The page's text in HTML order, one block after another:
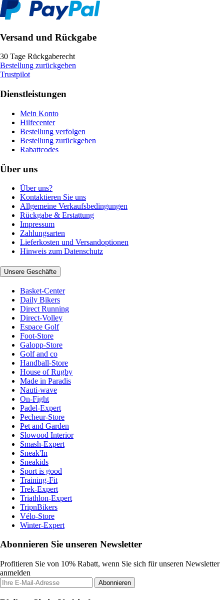
Versand und Rückgabe
30 Tage Rückgaberecht
Bestellung zurückgeben
Trustpilot
Dienstleistungen
Mein Konto
Hilfecenter
Bestellung verfolgen
Bestellung zurückgeben
Rabattcodes
Über uns
Über uns?
Kontaktieren Sie uns
Allgemeine Verkaufsbedingungen
Rückgabe & Erstattung
Impressum
Zahlungsarten
Lieferkosten und Versandoptionen
Hinweis zum Datenschutz
Unsere Geschäfte
Basket-Center
Daily Bikers
Direct Running
Direct-Volley
Espace Golf
Foot-Store
Galopp-Store
Golf and co
Handball-Store
House of Rugby
Made in Paradis
Nauti-wave
On-Fight
Padel-Expert
Pecheur-Store
Pet and Garden
Slowood Interior
Smash-Expert
Sneak'In
Sneakids
Sport is good
Training-Fit
Trek-Expert
Triathlon-Expert
TripnBikers
Vélo-Store
Winter-Expert
Abonnieren Sie unseren Newsletter
Profitieren Sie von 10% Rabatt, wenn Sie sich für unseren Newsletter
anmelden
Abonnieren